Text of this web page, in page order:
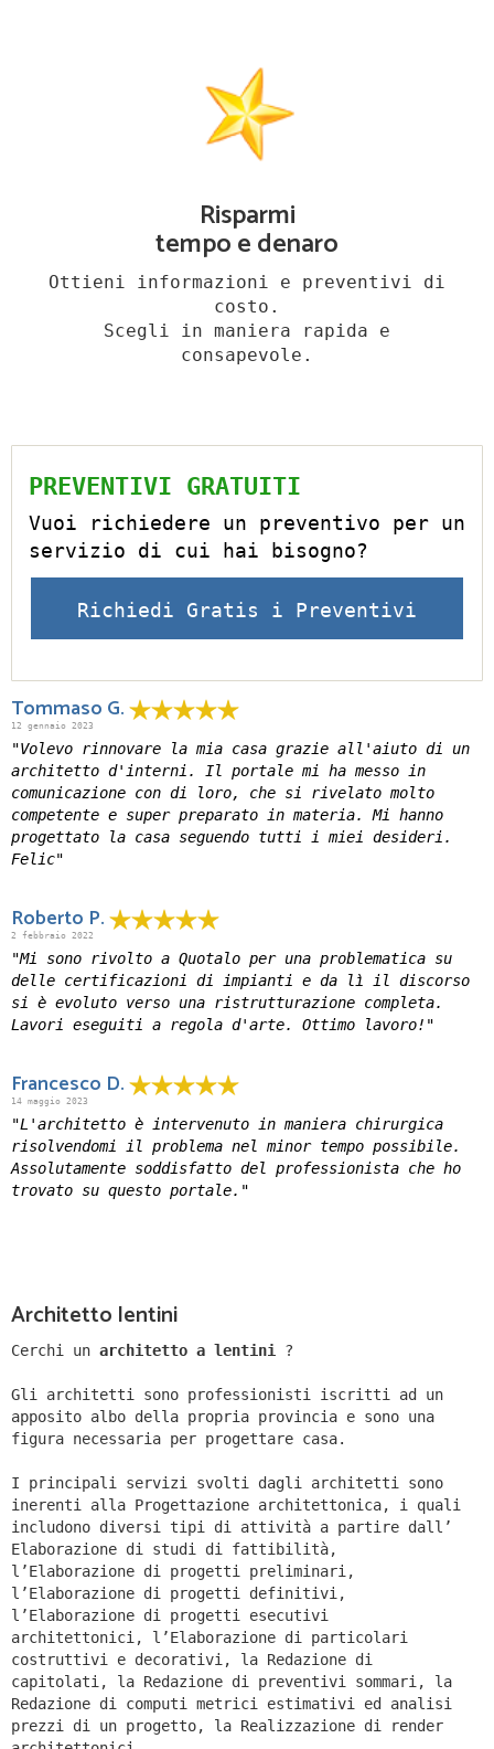
Risparmi
tempo e denaro
Ottieni informazioni e preventivi di
costo.
Scegli in maniera rapida e
consapevole.
PREVENTIVI GRATUITI
Vuoi richiedere un preventivo per un
servizio di cui hai bisogno?
Richiedi Gratis i Preventivi
Tommaso G.
12 gennaio 2023
"Volevo rinnovare la mia casa grazie all'aiuto di un
architetto d'interni. Il portale mi ha messo in
comunicazione con di loro, che si rivelato molto
competente e super preparato in materia. Mi hanno
progettato la casa seguendo tutti i miei desideri.
Felic"
Roberto P.
2 febbraio 2022
"Mi sono rivolto a Quotalo per una problematica su
delle certificazioni di impianti e da lì il discorso
si è evoluto verso una ristrutturazione completa.
Lavori eseguiti a regola d'arte. Ottimo lavoro!"
Francesco D.
14 maggio 2023
"L'architetto è intervenuto in maniera chirurgica
risolvendomi il problema nel minor tempo possibile.
Assolutamente soddisfatto del professionista che ho
trovato su questo portale."
Architetto lentini
Cerchi un architetto a lentini ?
Gli architetti sono professionisti iscritti ad un
apposito albo della propria provincia e sono una
figura necessaria per progettare casa.
I principali servizi svolti dagli architetti sono
inerenti alla Progettazione architettonica, i quali
includono diversi tipi di attività a partire dall’
Elaborazione di studi di fattibilità,
l’Elaborazione di progetti preliminari,
l’Elaborazione di progetti definitivi,
l’Elaborazione di progetti esecutivi
architettonici, l’Elaborazione di particolari
costruttivi e decorativi, la Redazione di
capitolati, la Redazione di preventivi sommari, la
Redazione di computi metrici estimativi ed analisi
prezzi di un progetto, la Realizzazione di render